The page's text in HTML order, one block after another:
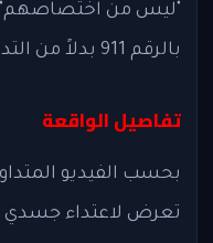
"ليس من اختصاصهم"،
بالرقم 911 بدلاً من التدخل.
تفاصيل الواقعة
بحسب الفيديو
تعرض لاعتداء جسدي